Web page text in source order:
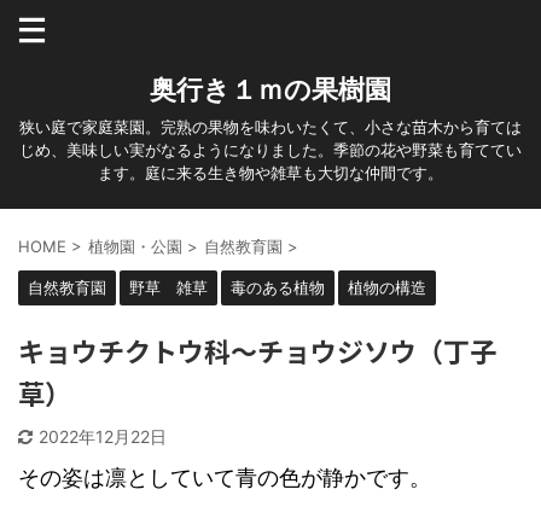
奥行き１ｍの果樹園
狭い庭で家庭菜園。完熟の果物を味わいたくて、小さな苗木から育ては
じめ、美味しい実がなるようになりました。季節の花や野菜も育ててい
ます。庭に来る生き物や雑草も大切な仲間です。
HOME > 植物園・公園 > 自然教育園 >
自然教育園 野草 雑草 毒のある植物 植物の構造
キョウチクトウ科～チョウジソウ（丁子
草）
2022年12月22日
その姿は凛としていて青の色が静かです。